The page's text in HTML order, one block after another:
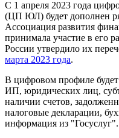
С 1 апреля 2023 года
(ЦП ЮЛ) будет дополнен
Ассоциация развития
принимала участие в его
России утвердило их
марта 2023 года.
В цифровом профиле
ИП, юридических лиц,
наличии счетов,
налоговые декларации,
информация из